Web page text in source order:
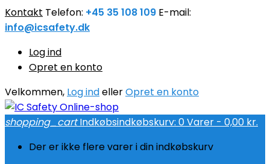
Kontakt Telefon: +45 35 108 109 E-mail:
info@icsafety.dk
Log ind
Opret en konto
Velkommen, Log indellerOpret en konto
shopping_cart Indkøbsindkøbskurv: 0Varer - 0,00 kr.
Der er ikke flere varer i din indkøbskurv